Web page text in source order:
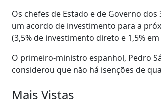
Os chefes de Estado e de Governo
um acordo de investimento para a
(3,5% de investimento direto e 1,5%
O primeiro-ministro espanhol, Pedro
considerou que não há isenções de
Mais Vistas